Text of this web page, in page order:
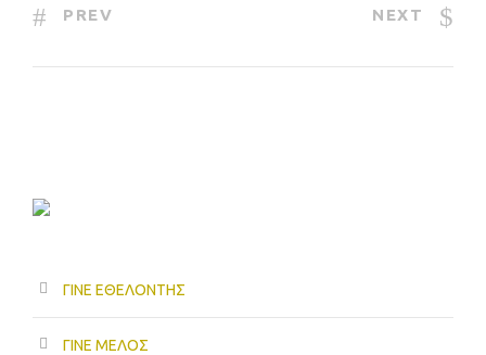
PREV NEXT
ΓΙΝΕ ΕΘΕΛΟΝΤΗΣ
ΓΙΝΕ ΜΕΛΟΣ